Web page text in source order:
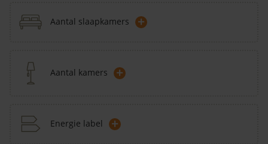
Aantal slaapkamers +
Aantal kamers +
Energie label +